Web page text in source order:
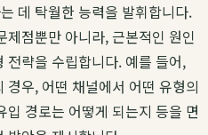
데 탁월한 능력을 발휘합니다.
점뿐만 아니라, 근본적인 원인
전략을 수립합니다. 예를 들어,
경우, 어떤 채널에서 어떤 유형의
경로는 어떻게 되는지 등을 면